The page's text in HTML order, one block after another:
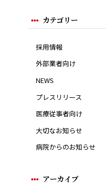
カテゴリー
採用情報
外部業者向け
NEWS
プレスリリース
医療従事者向け
大切なお知らせ
病院からのお知らせ
アーカイブ